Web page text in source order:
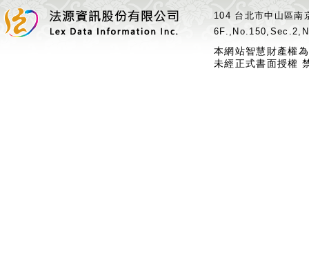
104 台北市中山區
本網站智慧財產權
未經正式書面授權